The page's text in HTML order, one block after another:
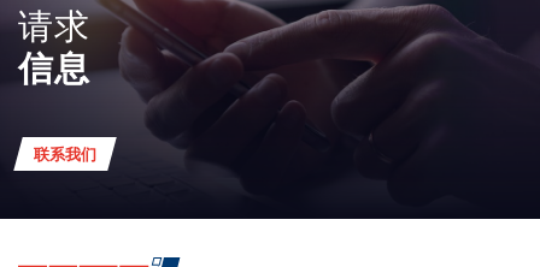
请求
信息
联系我们